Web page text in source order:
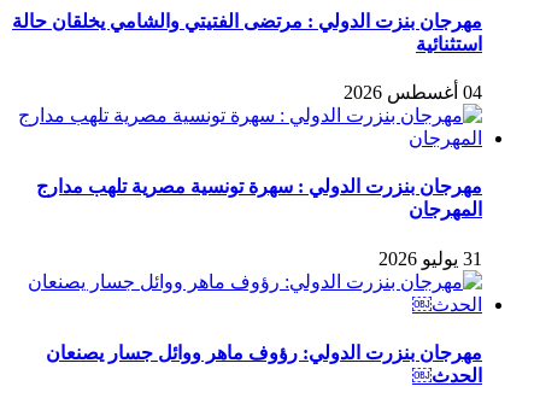
مهرجان بنزت الدولي : مرتضى الفتيتي والشامي يخلقان حالة
استثنائية
04 أغسطس 2026
مهرجان بنزرت الدولي : سهرة تونسية مصرية تلهب مدارج
المهرجان
31 يوليو 2026
مهرجان بنزرت الدولي: رؤوف ماهر ووائل جسار يصنعان
الحدث￼